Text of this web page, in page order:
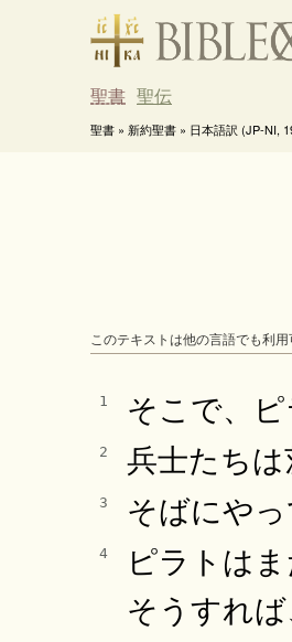
聖書 聖伝
聖書 » 新約聖書 » 日本語訳 (JP-NI,
このテキストは他の言語でも利
1 そこで、
2 兵士たち
3 そばにや
4
ピラトは
そうすれ